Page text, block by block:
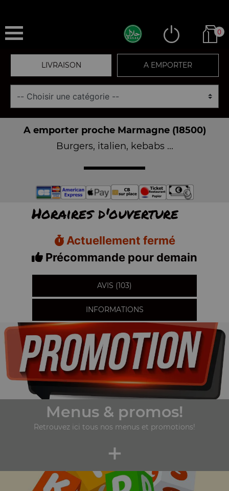
0
LIVRAISON A EMPORTER
A emporter proche Marmagne (18500)
Burgers, italien, kebabs ...
Horaires d'ouverture
Actuellement fermé
Précommande pour demain
AVIS (103)
INFORMATIONS
Menus & promos!
Retrouvez ici tous nos menus et promotions!
+